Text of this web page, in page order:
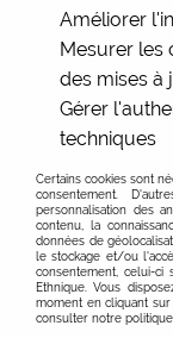
Accueil >Les
Porte-monnaies
Améliorer
Mesurer les
des mises à
Gérer
techniques
Certains cookies sont
consentement.
personnalisation des
contenu, la
données de
le stockage et/ou
consentement, celui-ci
Ethnique. Vous
moment en cliquant
consulter notre politique